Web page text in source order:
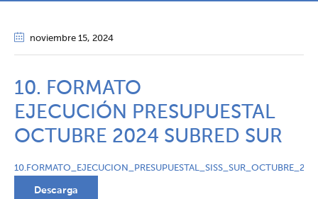
noviembre 15, 2024
10. FORMATO
EJECUCIÓN PRESUPUESTAL
OCTUBRE 2024 SUBRED SUR
Descarga